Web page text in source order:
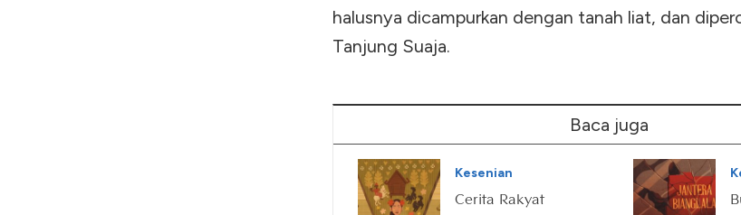
halusnya dicampurkan dengan tanah liat, dan
Tanjung Suaja.
Baca juga
Kesenian
Cerita Rakyat